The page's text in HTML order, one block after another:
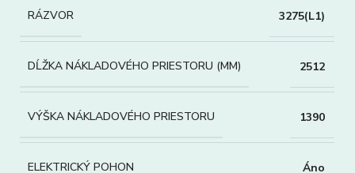
RÁZVOR 3275(L1)
DĹŽKA NÁKLADOVÉHO PRIESTORU (MM) 2512
VÝŠKA NÁKLADOVÉHO PRIESTORU 1390
ELEKTRICKÝ POHON Áno